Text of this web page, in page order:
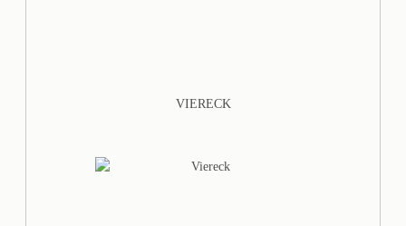
VIERECK